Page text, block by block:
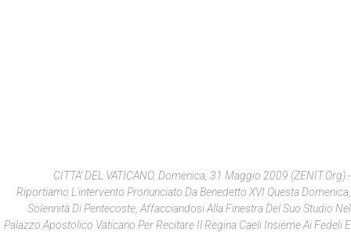
CITTA' DEL VATICANO, Domenica, 31 Maggio 2009 (ZENIT.org).-
Riportiamo L'intervento Pronunciato Da Benedetto XVI Questa Domenica,
Solennità Di Pentecoste, Affacciandosi Alla Finestra Del Suo Studio Nel
Palazzo Apostolico Vaticano Per Recitare Il Regina Caeli Insieme Ai Fedeli E